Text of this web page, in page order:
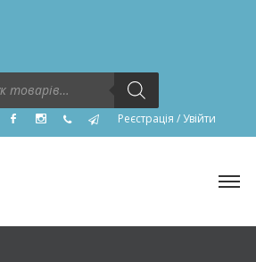
Реєстрація /Увійти